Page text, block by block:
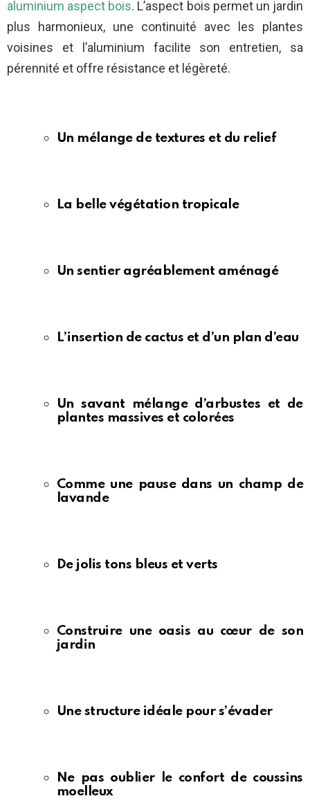
aluminium aspect bois. L’aspect bois permet un jardin
plus harmonieux, une continuité avec les plantes
voisines et l’aluminium facilite son entretien, sa
pérennité et offre résistance et légèreté.
Un mélange de textures et du relief
La belle végétation tropicale
Un sentier agréablement aménagé
L’insertion de cactus et d’un plan d’eau
Un savant mélange d’arbustes et de
plantes massives et colorées
Comme une pause dans un champ de
lavande
De jolis tons bleus et verts
Construire une oasis au cœur de son
jardin
Une structure idéale pour s’évader
Ne pas oublier le confort de coussins
moelleux